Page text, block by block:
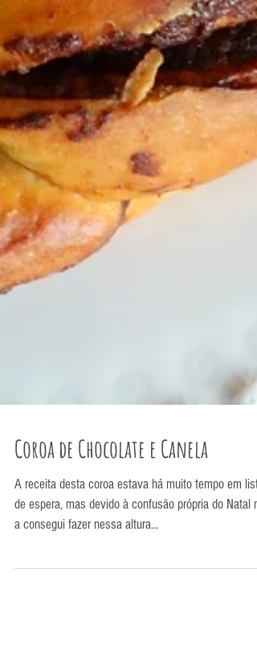
Coroa de Chocolate e Canela
A receita desta coroa estava há muito tempo em lista
a consegui fazer nessa altura...